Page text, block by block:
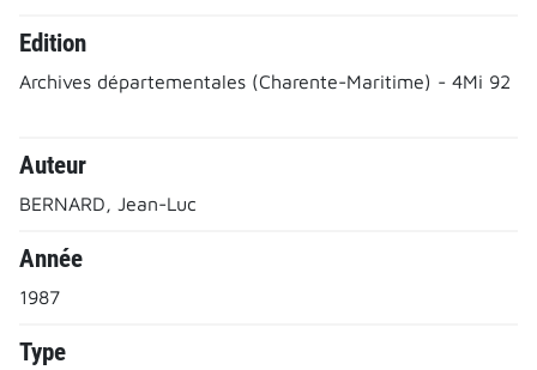
Edition
Archives départementales (Charente-Maritime) - 4Mi 92
Auteur
BERNARD, Jean-Luc
Année
1987
Type